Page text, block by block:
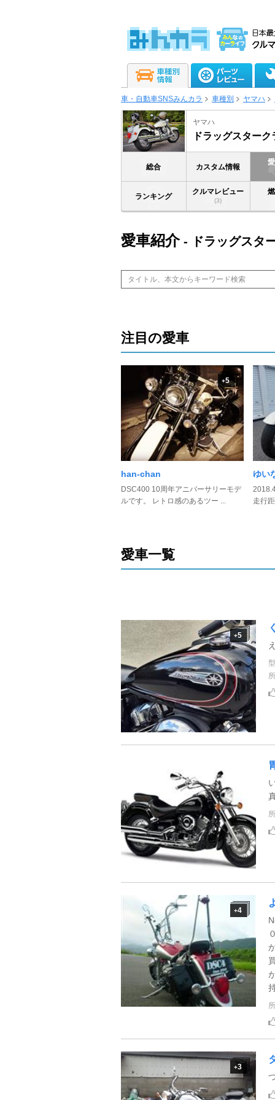
車・自動車SNSみんカラ 車種別 ヤマハ
ヤマハ
ドラッグスター
総合 カスタム情報
ランキング
クルマレビュー
(3)
愛車紹介- ドラッグスタ
注目の愛車
+5
han-chan
DSC400 10周年アニバーサリーモデ
ルです。 レトロ感のあるツー ...
ゆい
走行
愛車一覧
+5
+4
+3